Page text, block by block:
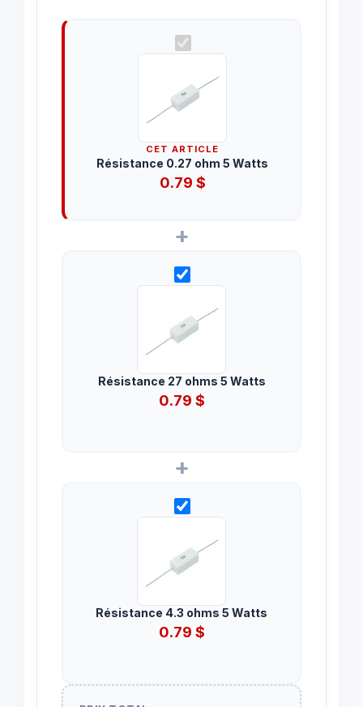
CET ARTICLE
Résistance 0.27 ohm 5 Watts
0.79 $
+
Résistance 27 ohms 5 Watts
0.79 $
+
Résistance 4.3 ohms 5 Watts
0.79 $